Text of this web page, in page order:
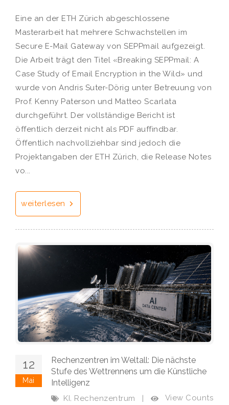
Eine an der ETH Zürich abgeschlossene
Masterarbeit hat mehrere Schwachstellen im
Secure E-Mail Gateway von SEPPmail aufgezeigt.
Die Arbeit trägt den Titel «Breaking SEPPmail: A
Case Study of Email Encryption in the Wild» und
wurde von Andris Suter-Dörig unter Betreuung von
Prof. Kenny Paterson und Matteo Scarlata
durchgeführt. Der vollständige Bericht ist
öffentlich derzeit nicht als PDF auffindbar.
Öffentlich nachvollziehbar sind jedoch die
Projektangaben der ETH Zürich, die Release Notes
vo...
weiterlesen
12
Mai
Rechenzentren im Weltall: Die nächste
Stufe des Wettrennens um die Künstliche
Intelligenz
KI, Rechenzentrum | View Counts